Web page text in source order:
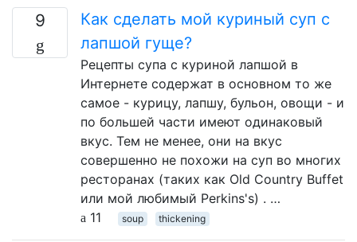
9
Как сделать мой куриный суп с
лапшой гуще?
Рецепты супа с куриной лапшой в
Интернете содержат в основном то же
самое - курицу, лапшу, бульон, овощи - и
по большей части имеют одинаковый
вкус. Тем не менее, они на вкус
совершенно не похожи на суп во многих
ресторанах (таких как Old Country Buffet
или мой любимый Perkins's) . …
11
soup thickening